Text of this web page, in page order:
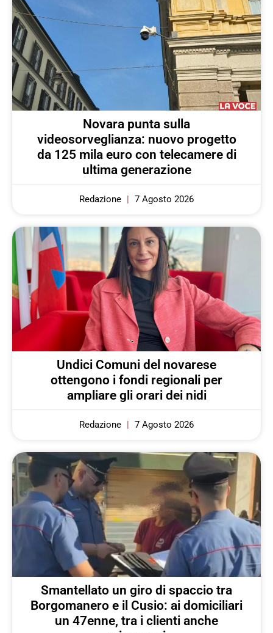
Novara punta sulla
videosorveglianza: nuovo progetto
da 125 mila euro con telecamere di
ultima generazione
Redazione 7 Agosto 2026
Undici Comuni del novarese
ottengono i fondi regionali per
ampliare gli orari dei nidi
Redazione 7 Agosto 2026
Smantellato un giro di spaccio tra
Borgomanero e il Cusio: ai domiciliari
un 47enne, tra i clienti anche